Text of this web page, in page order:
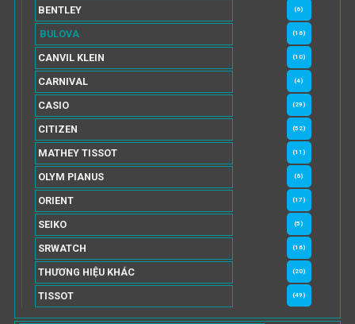
BENTLEY (6)
BULOVA (16)
CANVIL KLEIN (10)
CARNIVAL (4)
CASIO (29)
CITIZEN (52)
MATHEY TISSOT (11)
OLYM PIANUS (6)
ORIENT (17)
SEIKO (5)
SRWATCH (16)
THƯƠNG HIỆU KHÁC (20)
TISSOT (49)